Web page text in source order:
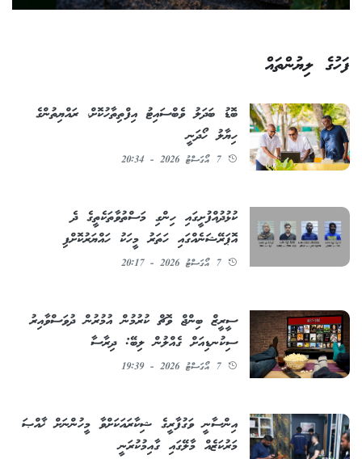
ފަހުގެ ލިޔުންތައް
ބޮޑު ބަދަލު ވެބްސައިޓު އިފްތިތާހުކޮށް، ރައްޔިތުންގެ
ހިޔާލު ހޯދަނީ
7 އޯގަސްޓު 2026 - 20:34
ކުޅުދުއްފުށީގައި ހިންގި މަސްތުވާތަކެތީގެ ދެ
އޮޕަރޭޝަނެއްގައި ހަތަރު މީހަކު ހައްޔަރުކޮށްފި
7 އޯގަސްޓު 2026 - 20:17
ސީރީޒް ބިންޖް ވޮޗް ކުރުމުން އުމުރުން ދުވަސްވާއިރު
ސިކުނޑިއަށް ގެއްލުން ލިބޭ: ދިރާސާ
7 އޯގަސްޓު 2026 - 19:39
އިންސާނީ ވަގުފާރީގެ ޝިކާރައަކަށްވާ މީހުންނަށް ޚާއްޞަ
މަރުކަޒެއް މާލޭގައި ގާއިމުކުރަނީ